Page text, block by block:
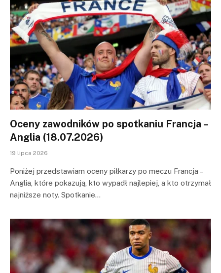
Oceny zawodników po spotkaniu Francja –
Anglia (18.07.2026)
19 lipca 2026
Poniżej przedstawiam oceny piłkarzy po meczu Francja –
Anglia, które pokazują, kto wypadł najlepiej, a kto otrzymał
najniższe noty. Spotkanie…